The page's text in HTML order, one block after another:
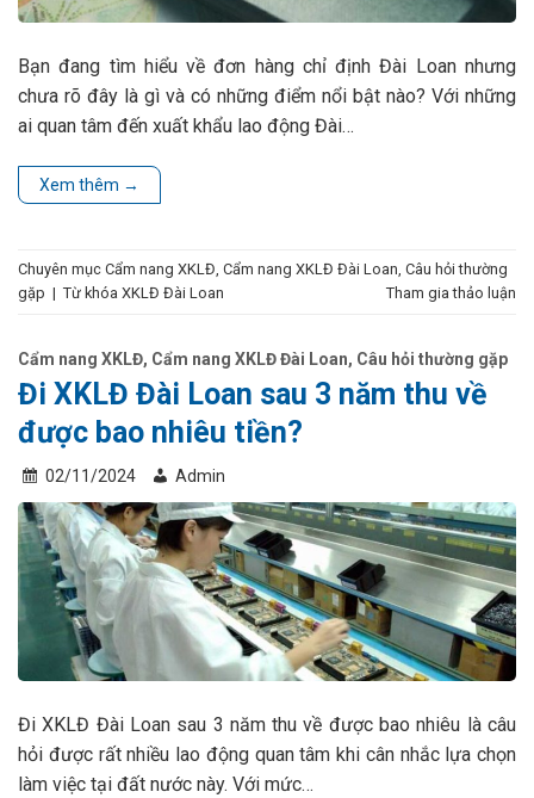
Bạn đang tìm hiểu về đơn hàng chỉ định Đài Loan nhưng
chưa rõ đây là gì và có những điểm nổi bật nào? Với những
ai quan tâm đến xuất khẩu lao động Đài…
Xem thêm →
Chuyên mục Cẩm nang XKLĐ, Cẩm nang XKLĐ Đài Loan, Câu hỏi thường
gặp | Từ khóa XKLĐ Đài Loan Tham gia thảo luận
Cẩm nang XKLĐ, Cẩm nang XKLĐ Đài Loan, Câu hỏi thường gặp
Đi XKLĐ Đài Loan sau 3 năm thu về
được bao nhiêu tiền?
02/11/2024 Admin
Đi XKLĐ Đài Loan sau 3 năm thu về được bao nhiêu là câu
hỏi được rất nhiều lao động quan tâm khi cân nhắc lựa chọn
làm việc tại đất nước này. Với mức…